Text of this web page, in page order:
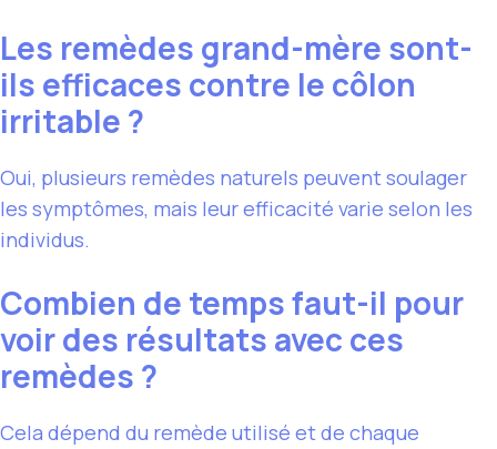
Les remèdes grand-mère sont-
ils efficaces contre le côlon
irritable ?
Oui, plusieurs remèdes naturels peuvent soulager
les symptômes, mais leur efficacité varie selon les
individus.
Combien de temps faut-il pour
voir des résultats avec ces
remèdes ?
Cela dépend du remède utilisé et de chaque